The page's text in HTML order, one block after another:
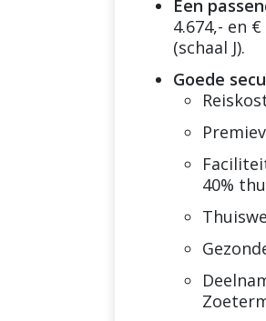
Een
4.674,- en
(schaal J).
Goede
40%